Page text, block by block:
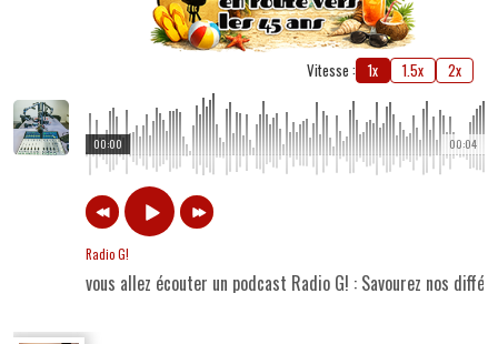
Vitesse : 1x 1.5x 2x
00:04
00:00
Radio G!
vous allez écouter un podcast Radio G! : Savourez nos